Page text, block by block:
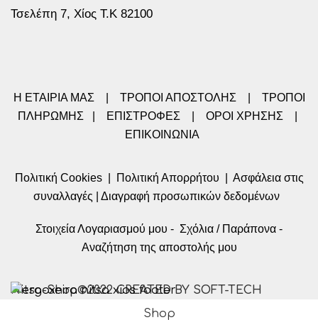
Τσελέπη 7, Χίος Τ.Κ 82100
Η ΕΤΑΙΡΙΑ ΜΑΣ ΤΡΟΠΟΙ ΑΠΟΣΤΟΛΗΣ
ΤΡΟΠΟΙ
ΠΛΗΡΩΜΗΣ
ΕΠΙΣΤΡΟΦΕΣ ΟΡΟΙ ΧΡΗΣΗΣ
ΕΠΙΚΟΙΝΩΝΙΑ
Πολιτική Cookies| Πολιτική Απορρήτου
Ασφάλεια στις
συναλλαγές
Διαγραφή προσωπικών δεδομένων
Στοιχεία Λογαριασμού μου - Σχόλια / Παράπονα -
Αναζήτηση της αποστολής μου
Nitsa-Shop©2022 CREATED BY SOFT-TECH
Shop